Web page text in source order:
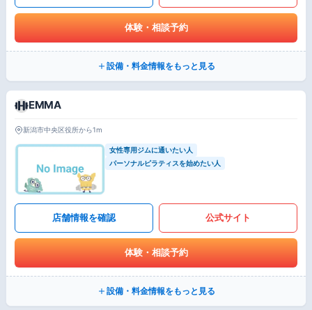
体験・相談予約
設備・料金情報をもっと見る
EMMA
新潟市中央区役所から1m
女性専用ジムに通いたい人
パーソナルピラティスを始めたい人
店舗情報を確認 公式サイト
体験・相談予約
設備・料金情報をもっと見る